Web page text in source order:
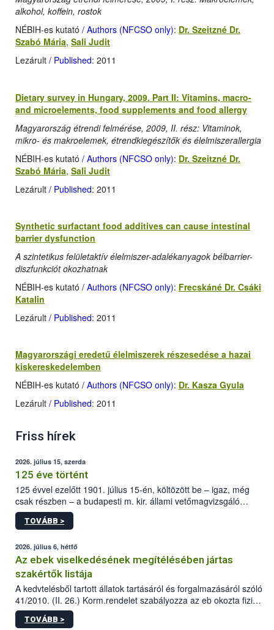
alkohol, koffein, rostok
NÉBIH-es kutató / Authors (NFCSO only): Dr. Szeitzné Dr.
Szabó Mária, Sali Judit
Lezárult / Published: 2011
Dietary survey in Hungary, 2009. Part II: Vitamins, macro-
and microelements, food supplements and food allergy
Magyarország étrendi felmérése, 2009, II. rész: Vitaminok,
mikro- és makroelemek, étrendkiegészítők és élelmiszerallergia
NÉBIH-es kutató / Authors (NFCSO only): Dr. Szeitzné Dr.
Szabó Mária, Sali Judit
Lezárult / Published: 2011
Synthetic surfactant food additives can cause intestinal
barrier dysfunction
A szintetikus felületaktív élelmiszer-adalékanyagok bélbarrier-
diszfunkciót okozhatnak
NÉBIH-es kutató / Authors (NFCSO only): Frecskáné Dr. Csáki
Katalin
Lezárult / Published: 2011
Magyarországi eredetű élelmiszerek részesedése a hazai
kiskereskedelemben
NÉBIH-es kutató / Authors (NFCSO only): Dr. Kasza Gyula
Lezárult / Published: 2011
Friss hírek
2026. július 15, szerda
125 éve történt
125 évvel ezelőtt 1901. július 15-én, költözött be – igaz, még
csak részben – a budapesti m. kir. állami vetőmagvizsgáló
állomás a Kis Rókus utca 15. szám alatti, Czigler Győző által
tervezett új épületébe.
TOVÁBB >
2026. július 6, hétfő
Az ebek viselkedésének megítélésében jártas
szakértők listája
A kedvtelésből tartott állatok tartásáról és forgalmazásáról szóló
41/2010. (II. 26.) Korm.rendelet szabályozza az eb okozta fizikai
sérülés, illetve ennek veszélye keletkezésekor felmerülő
hatósági feladatokat, valamint a veszélyes eb tartását és annak
TOVÁBB >